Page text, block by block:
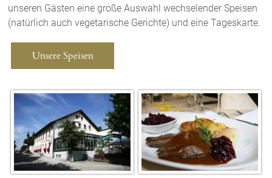
unseren Gästen eine große Auswahl wechselender Speisen
(natürlich auch vegetarische Gerichte) und eine Tageskarte.
Unsere Speisen